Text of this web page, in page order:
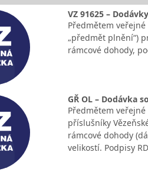
VZ 91625 –
Předmětem
„předmět plnění“)
rámcové dohody,
GŘ OL – Dodávka
Předmětem
příslušníky
rámcové dohody
velikostí. Podpisy